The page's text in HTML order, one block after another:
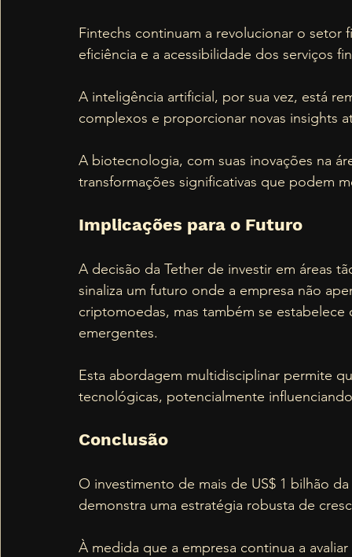
Fintechs continuam a revolucionar o
eficiência e a acessibilidade dos serviços
A inteligência artificial, por sua vez, está
complexos e proporcionar novas insights
A biotecnologia, com suas inovações na
transformações significativas que podem
Implicações para o Futuro
A decisão da Tether de investir em áreas
sinaliza um futuro onde a empresa não
criptomoedas, mas também se
emergentes.
Esta abordagem multidisciplinar permite
tecnológicas, potencialmente
Conclusão
O investimento de mais de US$ 1 bilhão
demonstra uma estratégia robusta de
À medida que a empresa continua a